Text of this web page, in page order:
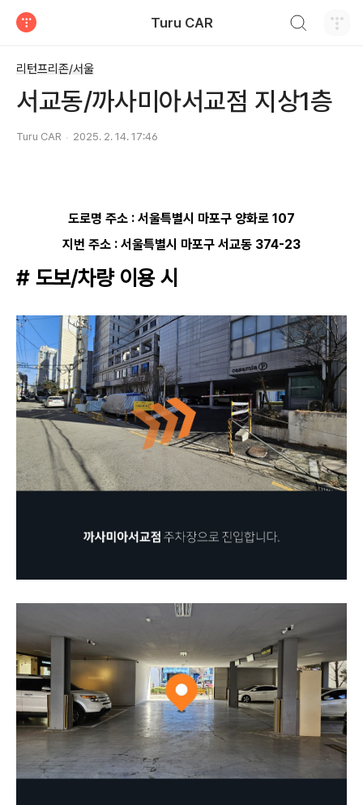
Turu CAR
리턴프리존/서울
서교동/까사미아서교점 지상1층
Turu CAR 2025. 2. 14. 17:46
도로명 주소 : 서울특별시 마포구 양화로 107
지번 주소 : 서울특별시 마포구 서교동 374-23
# 도보/차량 이용 시